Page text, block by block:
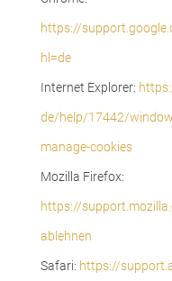
https://
hl=de
Internet Explorer:
de/help/17442/
manage-cookies
Mozilla Firefox:
https://
ablehnen
Safari: https://